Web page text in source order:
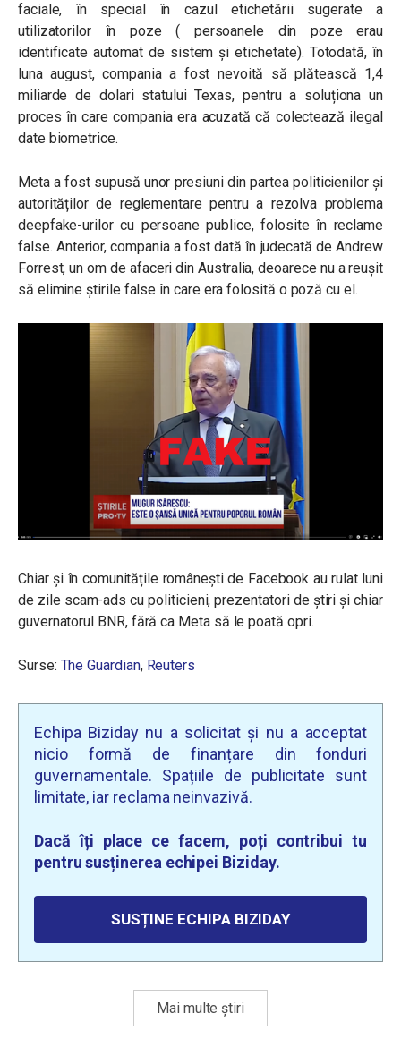
faciale, în special în cazul etichetării sugerate a
utilizatorilor în poze ( persoanele din poze erau
identificate automat de sistem și etichetate). Totodată, în
luna august, compania a fost nevoită să plătească 1,4
miliarde de dolari statului Texas, pentru a soluționa un
proces în care compania era acuzată că colectează ilegal
date biometrice.
Meta a fost supusă unor presiuni din partea politicienilor și
autorităților de reglementare pentru a rezolva problema
deepfake-urilor cu persoane publice, folosite în reclame
false. Anterior, compania a fost dată în judecată de Andrew
Forrest, un om de afaceri din Australia, deoarece nu a reușit
să elimine știrile false în care era folosită o poză cu el.
Chiar și în comunitățile românești de Facebook au rulat luni
de zile scam-ads cu politicieni, prezentatori de știri și chiar
guvernatorul BNR, fără ca Meta să le poată opri.
Surse: The Guardian, Reuters
Echipa Biziday nu a solicitat și nu a acceptat
nicio formă de finanțare din fonduri
guvernamentale. Spațiile de publicitate sunt
limitate, iar reclama neinvazivă.
Dacă îți place ce facem, poți contribui tu
pentru susținerea echipei Biziday.
SUSȚINE ECHIPA BIZIDAY
Mai multe știri